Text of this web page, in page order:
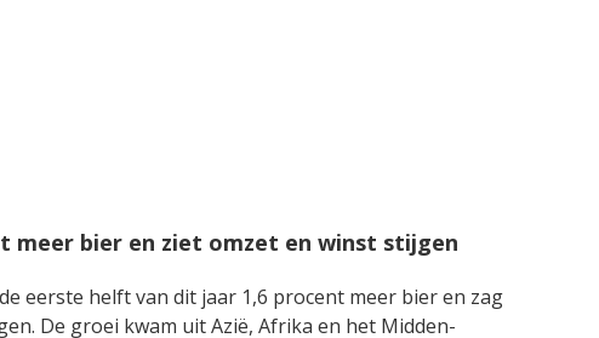
meer bier en ziet omzet en winst stijgen
eerste helft van dit jaar 1,6 procent meer bier en zag
De groei kwam uit Azië, Afrika en het Midden-